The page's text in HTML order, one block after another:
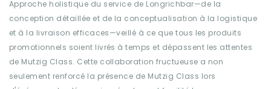
Approche holistique du service de Longrichbar—de la
conception détaillée et de la conceptualisation à la logistique
et à la livraison efficaces—veillé à ce que tous les produits
promotionnels soient livrés à temps et dépassent les attentes
de Mutzig Class. Cette collaboration fructueuse a non
seulement renforcé la présence de Mutzig Class lors